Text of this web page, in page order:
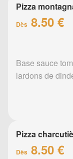
Pizza
Dès 8.50 €
Base sauce
lardons de
Pizza
Dès 8.50 €